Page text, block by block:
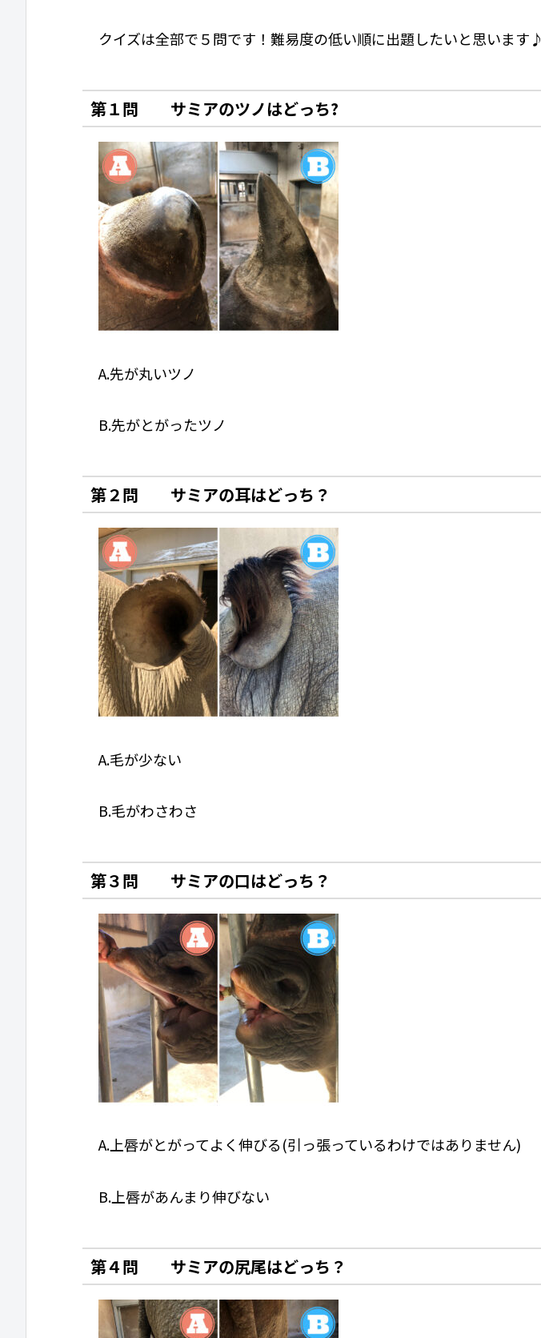
クイズは全部で５問です！難易度の低い順に出題したいと思います♪
第１問 サミアのツノはどっち?
A.先が丸いツノ
B.先がとがったツノ
第２問 サミアの耳はどっち？
A.毛が少ない
B.毛がわさわさ
第３問 サミアの口はどっち？
A.上唇がとがってよく伸びる(引っ張っているわけではありません)
B.上唇があんまり伸びない
第４問 サミアの尻尾はどっち？